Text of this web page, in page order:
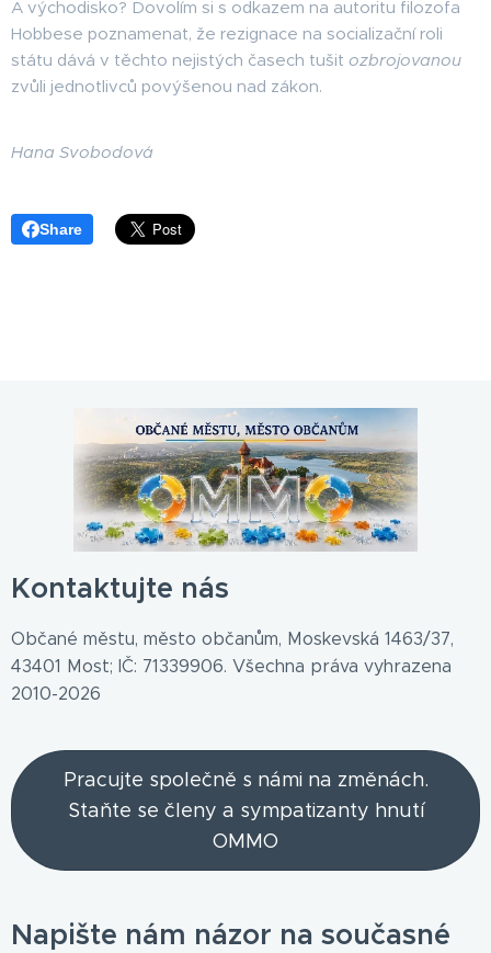
A východisko? Dovolím si s odkazem na autoritu filozofa
Hobbese poznamenat, že rezignace na socializační roli
státu dává v těchto nejistých časech tušit ozbrojovanou
zvůli jednotlivců povýšenou nad zákon.
Hana Svobodová
Share
Kontaktujte nás
Občané městu, město občanům, Moskevská 1463/37,
43401 Most; IČ: 71339906. Všechna práva vyhrazena
2010-2026
Pracujte společně s námi na změnách.
Staňte se členy a sympatizanty hnutí
OMMO
Napište nám názor na současné